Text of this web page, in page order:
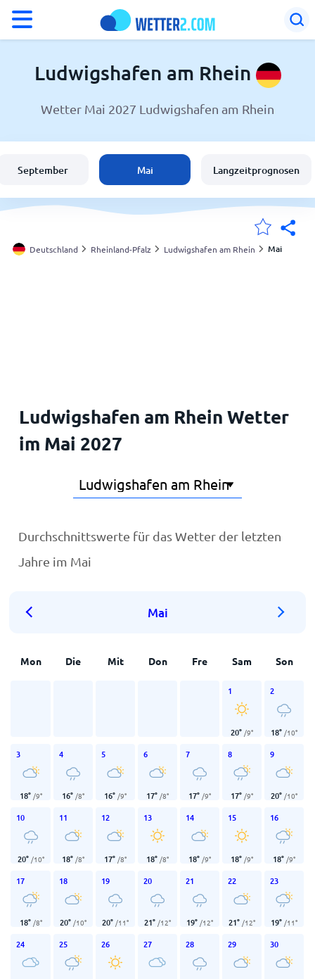
°C
Wetter in Ludwigshafen am Rhein
Schweiz
Österreich
Ludwigshafen am Rhein
Wetter Mai 2027 Ludwigshafen am Rhein
September Mai Langzeitprognosen
Deutschland Rheinland-Pfalz Ludwigshafen am Rhein Mai
Ludwigshafen am Rhein Wetter
im Mai 2027
Durchschnittswerte für das Wetter der letzten
Jahre im Mai
Mai
Mon Die Mit Don Fre Sam Son
1
20° /9°
2
18° /10°
3
18° /9°
4
16° /8°
5
16° /9°
6
17° /8°
7
17° /9°
8
17° /9°
9
20° /10°
10
20° /10°
11
18° /8°
12
17° /8°
13
18° /8°
14
18° /9°
15
18° /9°
16
18° /9°
17
18° /8°
18
20° /10°
19
20° /11°
20
21° /12°
21
19° /12°
22
21° /12°
23
19° /11°
24 25 26 27 28 29 30